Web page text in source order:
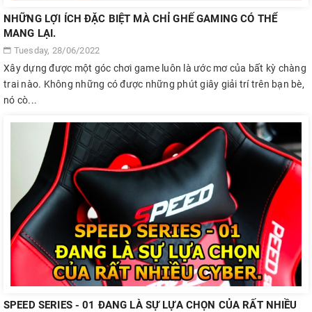
NHỮNG LỢI ÍCH ĐẶC BIỆT MÀ CHỈ GHẾ GAMING CÓ THỂ
MANG LẠI.
Tuesday, 28/06/2022
Xây dựng được một góc chơi game luôn là ước mơ của bất kỳ chàng
trai nào. Không những có được những phút giây giải trí trên bạn bè,
nó cò...
SPEED SERIES - 01 ĐANG LÀ SỰ LỰA CHỌN CỦA RẤT NHIỀU